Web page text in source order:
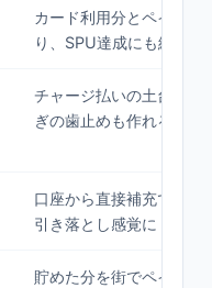
カード利用分とペイ利用
り、SPU達成にも絡みう
チャージ払いの土台。残
ぎの歯止めも作れる
口座から直接補充でき、
引き落とし感覚に
貯めた分を街でペイ消化